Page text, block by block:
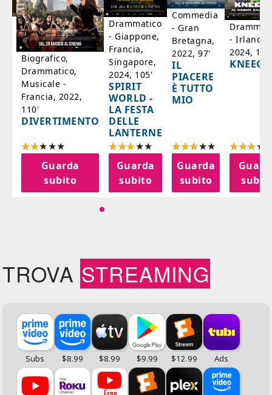
Biografico,
Drammatico,
Musicale -
Francia, 2022,
110'
DIVERTIMENTO
Guarda
subito
Drammatico
- Giappone,
Francia,
Singapore,
2024, 105'
SPIRIT
WORLD -
LA FESTA
DELLE
LANTERNE
Guarda
subito
Commedia
- Gran
Bretagna,
2022, 97'
IL
PIACERE
È TUTTO
MIO
Guarda
subito
- Irlanda,
2024,
TROVA STREAMING